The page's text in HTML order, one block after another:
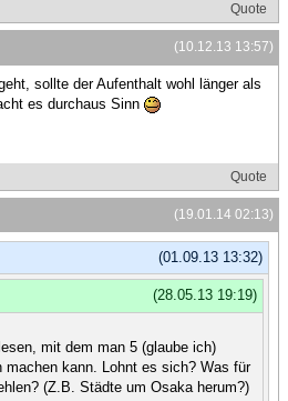
Quote
(10.12.13 13:57)
sollte der Aufenthalt wohl länger als
es durchaus Sinn
Quote
(19.01.14 02:13)
(01.09.13 13:32)
(28.05.13 19:19)
mit dem man 5 (glaube ich)
machen kann. Lohnt es sich? Was für
(Z.B. Städte um Osaka herum?)